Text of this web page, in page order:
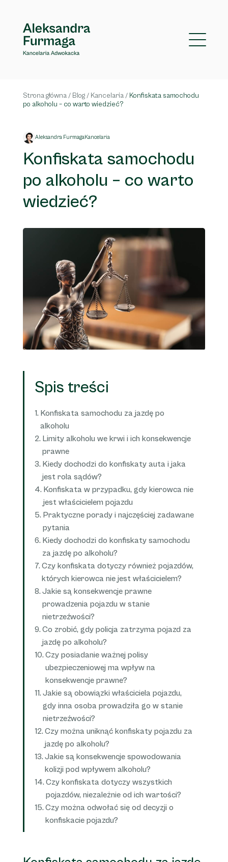
Strona główna/ Blog/ Kancelaria/ Konfiskata samochodu
po alkoholu – co warto wiedzieć?
Aleksandra FurmagaKancelaria
Konfiskata samochodu
po alkoholu – co warto
wiedzieć?
Spis treści
Konfiskata samochodu za jazdę po
alkoholu
Limity alkoholu we krwi i ich konsekwencje
prawne
Kiedy dochodzi do konfiskaty auta i jaka
jest rola sądów?
Konfiskata w przypadku, gdy kierowca nie
jest właścicielem pojazdu
Praktyczne porady i najczęściej zadawane
pytania
Kiedy dochodzi do konfiskaty samochodu
za jazdę po alkoholu?
Czy konfiskata dotyczy również pojazdów,
których kierowca nie jest właścicielem?
Jakie są konsekwencje prawne
prowadzenia pojazdu w stanie
nietrzeźwości?
Co zrobić, gdy policja zatrzyma pojazd za
jazdę po alkoholu?
Czy posiadanie ważnej polisy
ubezpieczeniowej ma wpływ na
konsekwencje prawne?
Jakie są obowiązki właściciela pojazdu,
gdy inna osoba prowadziła go w stanie
nietrzeźwości?
Czy można uniknąć konfiskaty pojazdu za
jazdę po alkoholu?
Jakie są konsekwencje spowodowania
kolizji pod wpływem alkoholu?
Czy konfiskata dotyczy wszystkich
pojazdów, niezależnie od ich wartości?
Czy można odwołać się od decyzji o
konfiskacie pojazdu?